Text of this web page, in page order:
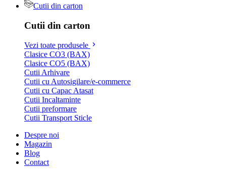
Cutii din carton
Cutii din carton
Vezi toate produsele
Clasice CO3 (BAX)
Clasice CO5 (BAX)
Cutii Arhivare
Cutii cu Autosigilare/e-commerce
Cutii cu Capac Atasat
Cutii Incaltaminte
Cutii preformare
Cutii Transport Sticle
Despre noi
Magazin
Blog
Contact